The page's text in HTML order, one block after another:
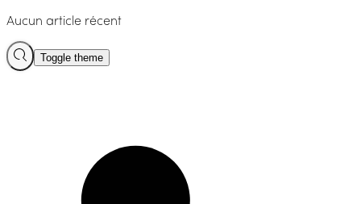
Aucun article récent
Toggle theme